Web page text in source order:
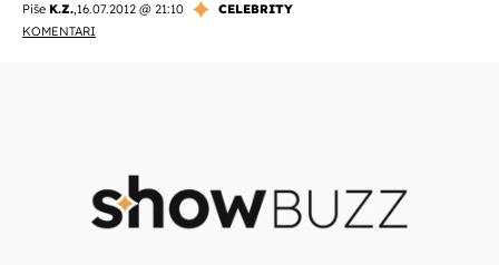
Piše K.Z.,16.07.2012 @ 21:10
CELEBRITY
KOMENTARI